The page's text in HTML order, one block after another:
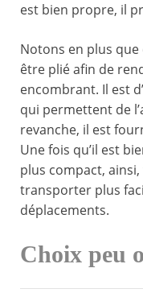
est bien propre, il
Notons en plus
être plié afin de
encombrant. Il est
qui permettent de
revanche, il est
Une fois qu’il est
plus compact,
transporter plus
déplacements.
Choix peu